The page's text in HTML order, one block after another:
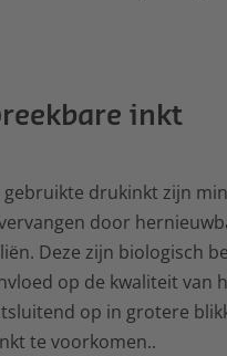
inkt
drukinkt zijn
door
Deze zijn biologisch
op de kwaliteit van
op in grotere
te voorkomen..